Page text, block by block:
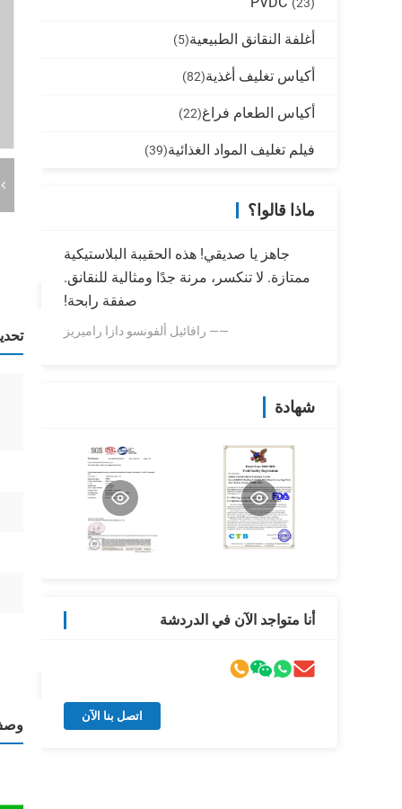
أغلفة النقانق الطبيعية(5)
أكياس تغليف أغذية(82)
أكياس الطعام فراغ(22)
فيلم تغليف المواد الغذائية(39)
ماذا قالوا؟
جاهز يا صديقي! هذه الحقيبة البلاستيكية
ممتازة. لا تنكسر، مرنة جدًا ومثالية للنقانق.
صفقة رابحة!
—— رافائيل ألفونسو دازا راميريز
شهادة
أنا متواجد الآن في الدردشة
اتصل بنا الآن